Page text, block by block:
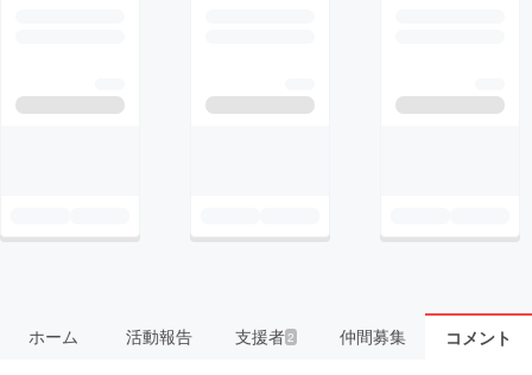
ホーム 活動報告 支援者 2 仲間募集 コメント